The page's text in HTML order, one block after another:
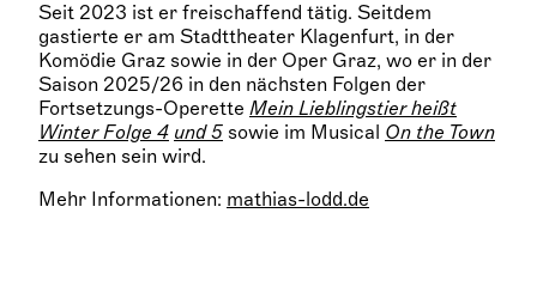
Seit 2023 ist er freischaffend tätig. Seitdem
gastierte er am Stadttheater Klagenfurt, in der
Komödie Graz sowie in der Oper Graz, wo er in der
Saison 2025/26 in den nächsten Folgen der
Fortsetzungs-Operette Mein Lieblingstier heißt
Winter Folge 4 und 5 sowie im Musical On the Town
zu sehen sein wird.
Mehr Informationen: mathias-lodd.de